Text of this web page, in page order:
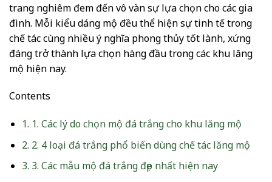
trang nghiêm đem đến vô vàn sự lựa chọn cho các gia
đình. Mỗi kiểu dáng mộ đều thể hiện sự tinh tế trong
chế tác cùng nhiều ý nghĩa phong thủy tốt lành, xứng
đáng trở thành lựa chọn hàng đầu trong các khu lăng
mộ hiện nay.
Contents
1. 1. Các lý do chọn mộ đá trắng cho khu lăng mộ
2. 2. 4 loại đá trắng phổ biến dùng chế tác lăng mộ
3. 3. Các mẫu mộ đá trắng đẹp nhất hiện nay